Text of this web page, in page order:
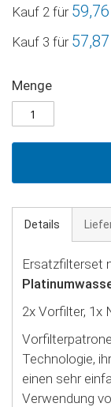
Kauf 2 für
Kauf 3 für
Menge
Details
Ersatzfilterset
2x Vorfilter, 1x
Technologie,
einen sehr
Verwendung